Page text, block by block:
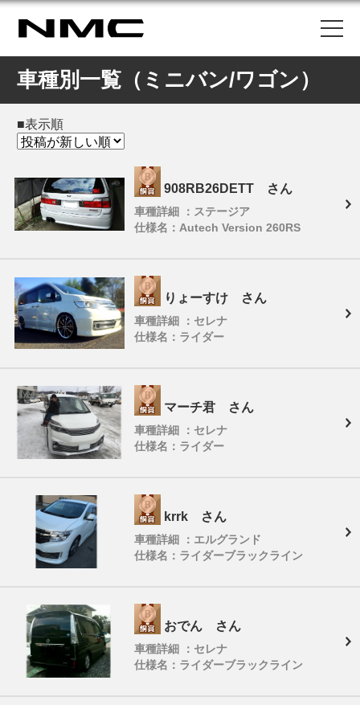
車種別一覧（ミニバン/ワゴン）
■表示順
908RB26DETT さん
車種詳細 ：ステージア
仕様名：Autech Version 260RS
りょーすけ さん
車種詳細 ：セレナ
仕様名：ライダー
マーチ君 さん
車種詳細 ：セレナ
仕様名：ライダー
krrk さん
車種詳細 ：エルグランド
仕様名：ライダーブラックライン
おでん さん
車種詳細 ：セレナ
仕様名：ライダーブラックライン